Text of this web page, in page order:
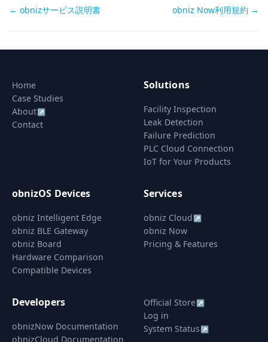
Doc
← obnizサービス説明書 obniz Now利用規約 →
Home
Case Studies
About↗
Contact
Solutions
Facility Inspection
Leak Detection
Failure Prediction
PLC Cloud Connection
IoT for Your Products
obnizOS Devices
obniz Intelligent Edge
obniz BLE Gateway
obniz Board
Hardware Comparison
Compatible Devices
Services
obniz Cloud ↗
obniz Now
Pricing & Features
Developers
obnizNow Documentation
obnizCloud Documentation
Official Store↗
Log in
System Status ↗